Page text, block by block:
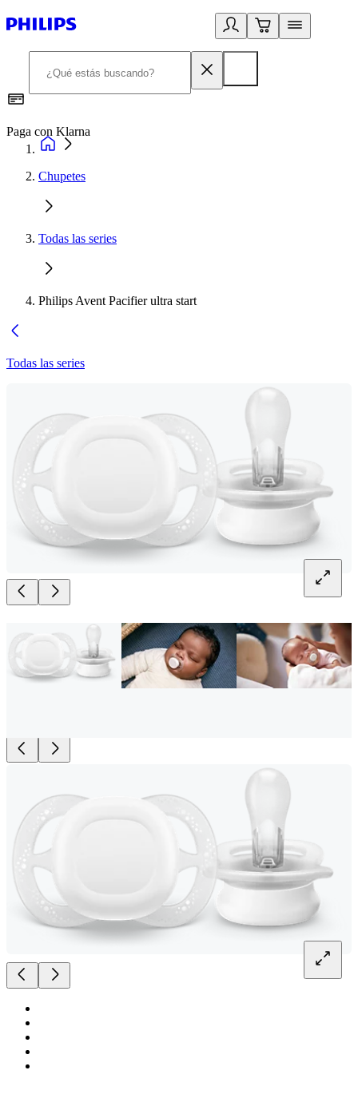
Paga con Klarna
Chupetes
Todas las series
Philips Avent Pacifier ultra start
Todas las series